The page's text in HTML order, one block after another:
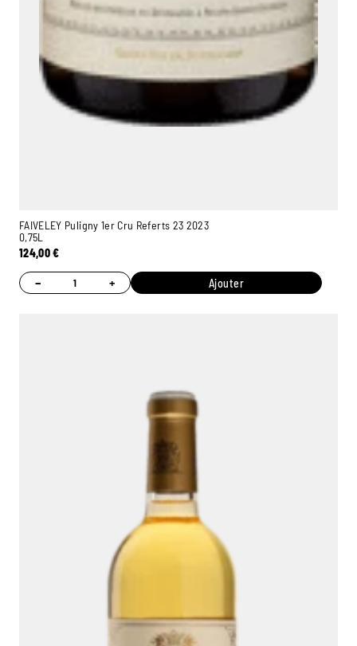
FAIVELEY Puligny 1er Cru Referts 23 2023
0,75L
124,00€
− + Ajouter